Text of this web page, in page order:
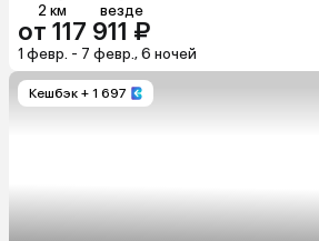
2 км везде
от 117 911 ₽
1 февр. - 7 февр., 6 ночей
Кешбэк + 1 697